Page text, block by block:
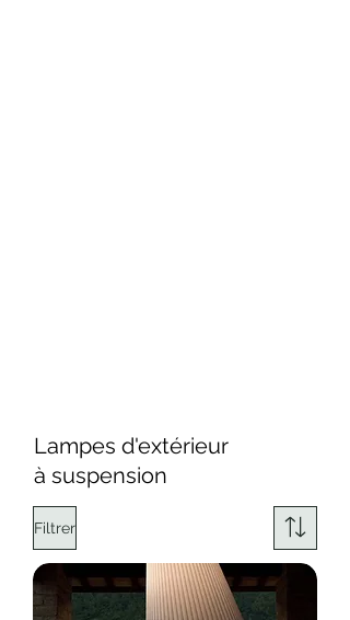
Filtrer
Lampes d'extérieur
à suspension